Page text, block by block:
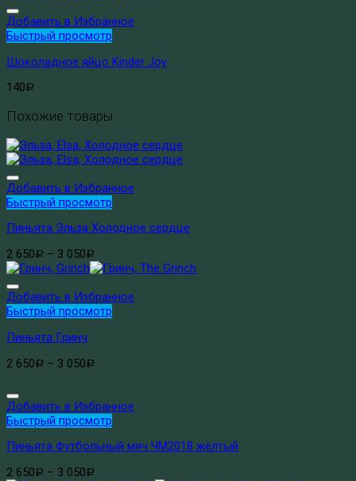
Добавить в Избранное
Быстрый просмотр
Шоколадное яйцо Kinder Joy
140 Р
Похожие товары
Добавить в Избранное
Быстрый просмотр
Пиньята Эльза Холодное сердце
2 650 Р – 3 050 Р
Добавить в Избранное
Быстрый просмотр
Пиньята Гринч
2 650 Р – 3 050 Р
Добавить в Избранное
Быстрый просмотр
Пиньята Футбольный мяч ЧМ2018 жёлтый
2 650 Р – 3 050 Р